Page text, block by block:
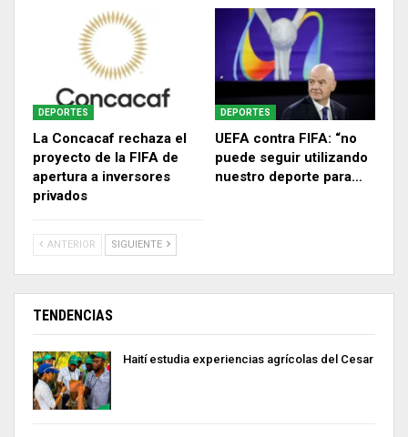
DEPORTES
La Concacaf rechaza el
proyecto de la FIFA de
apertura a inversores
privados
DEPORTES
UEFA contra FIFA: “no
puede seguir utilizando
nuestro deporte para…
ANTERIOR SIGUIENTE
TENDENCIAS
Haití estudia experiencias agrícolas del Cesar